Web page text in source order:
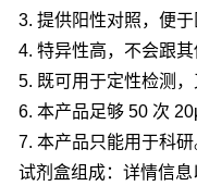
3. 提供阳性对照，便于
4. 特异性高，不会跟
5. 既可用于定性检测
6. 本产品足够 50 次
7. 本产品只能用于科研
试剂盒组成：详情信